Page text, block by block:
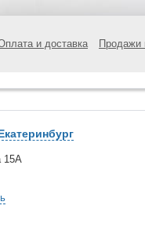
и доставка Продажи
15А